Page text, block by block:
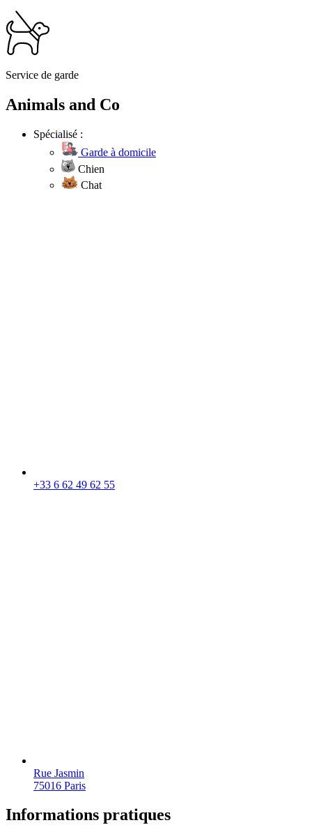
Service de garde
Animals and Co
Spécialisé :
Garde à domicile
Chien
Chat
+33 6 62 49 62 55
Rue Jasmin
75016 Paris
Informations pratiques